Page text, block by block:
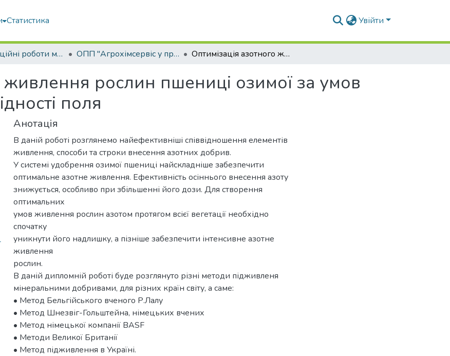
Статистика Увійти
Кваліфікаційні роботи магістрів ОПП "Агрохімсервіс у прецизійному агровиробництві" Оптимізація азотного живлення рослин пшениці озимої за умов просторової неоднорідності поля
живлення рослин пшениці озимої за умов
поля
Анотація
В даній роботі розглянемо найефективніші співвідношення елементів
живлення, способи та строки внесення азотних добрив.
У системі удобрення озимої пшениці найскладніше забезпечити
оптимальне азотне живлення. Ефективність осіннього внесення азоту
знижується, особливо при збільшенні його дози. Для створення
оптимальних
умов живлення рослин азотом протягом всієї вегетації необхідно
спочатку
уникнути його надлишку, а пізніше забезпечити інтенсивне азотне
живлення
рослин.
В даній дипломній роботі буде розглянуто різні методи підживленя
мінеральними добривами, для різних країн світу, а саме:
• Метод Бельгійського вченого Р.Лалу
• Метод Шнезвіг-Гольштейна, німецьких вчених
• Метод німецької компанії BASF
• Методи Великої Британії
• Метод підживлення в Україні.